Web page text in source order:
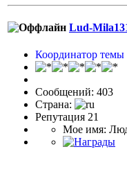
Lud-
Координатор темы
Сообщений: 403
Страна:
Репутация 21
Мое имя: